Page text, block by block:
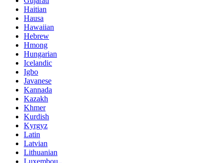
Haitian
Hausa
Hawaiian
Hebrew
Hmong
Hungarian
Icelandic
Igbo
Javanese
Kannada
Kazakh
Khmer
Kurdish
Kyrgyz
Latin
Latvian
Lithuanian
Luxembou..